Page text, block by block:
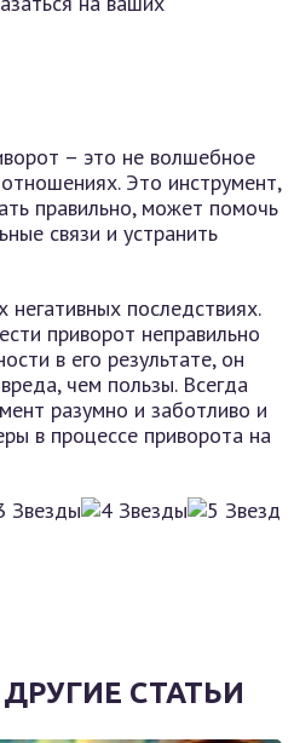
– это не волшебное
Это инструмент,
правильно, может помочь
связи и устранить
последствиях.
приворот неправильно
в его результате, он
чем пользы. Всегда
разумно и заботливо и
в процессе приворота на
СТАТЬИ